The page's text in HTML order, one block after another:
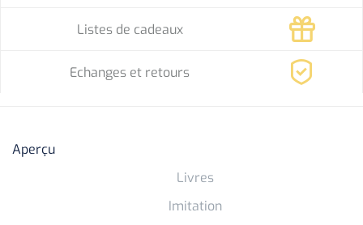
Listes de cadeaux
Echanges et retours
Aperçu
Livres
Imitation